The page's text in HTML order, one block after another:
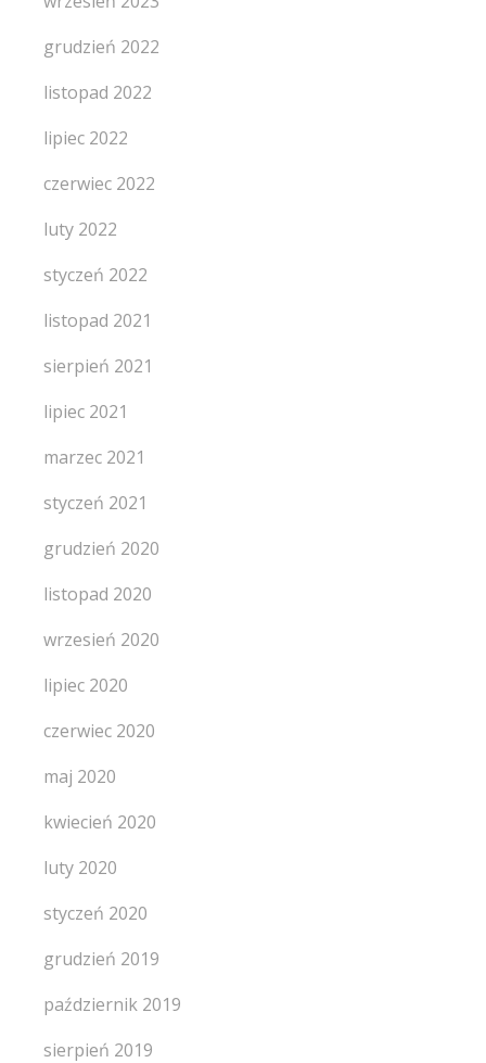
grudzień 2022
listopad 2022
lipiec 2022
czerwiec 2022
luty 2022
styczeń 2022
listopad 2021
sierpień 2021
lipiec 2021
marzec 2021
styczeń 2021
grudzień 2020
listopad 2020
wrzesień 2020
lipiec 2020
czerwiec 2020
maj 2020
kwiecień 2020
luty 2020
styczeń 2020
grudzień 2019
październik 2019
sierpień 2019